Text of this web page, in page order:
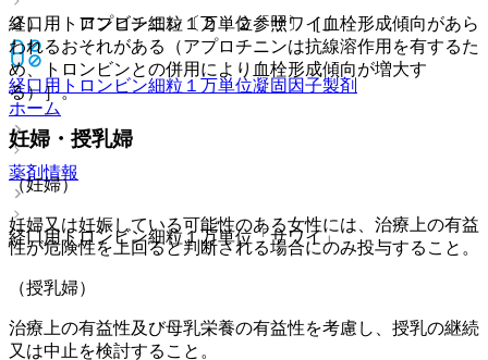
経口用トロンビン細粒１万単位「サワイ」
経口用トロンビン細粒１万単位凝固因子製剤
ホーム
薬剤情報
経口用トロンビン細粒１万単位「サワイ」
２）． アプロチニン〔２．２参照〕［血栓形成傾向があら
われるおそれがある（アプロチニンは抗線溶作用を有するた
め、トロンビンとの併用により血栓形成傾向が増大す
る）］。
妊婦・授乳婦
（妊婦）
妊婦又は妊娠している可能性のある女性には、治療上の有益
性が危険性を上回ると判断される場合にのみ投与すること。
（授乳婦）
治療上の有益性及び母乳栄養の有益性を考慮し、授乳の継続
又は中止を検討すること。